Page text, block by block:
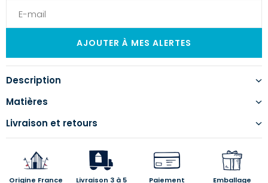
Description
Matières
Livraison et retours
Origine France
Livraison 3 à 5
Paiement
Emballage